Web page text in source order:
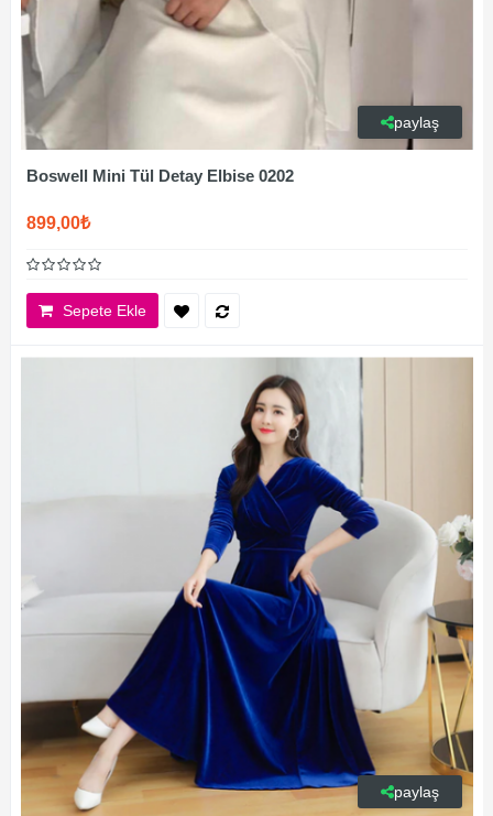
paylaş
Boswell Mini Tül Detay Elbise 0202
899,00₺
Sepete Ekle
paylaş